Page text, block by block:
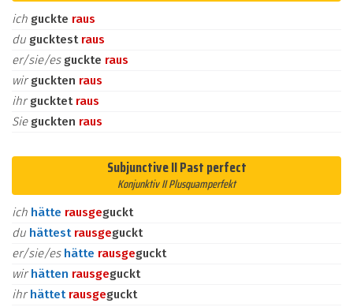
ich guckte raus
du gucktest raus
er/sie/es guckte raus
wirguckten raus
ihrgucktet raus
Sie guckten raus
Subjunctive II Past perfect
Konjunktiv II Plusquamperfekt
ich hätte rausgeguckt
du hättest rausgeguckt
er/sie/es hätte rausgeguckt
wirhätten rausgeguckt
ihrhättet rausgeguckt